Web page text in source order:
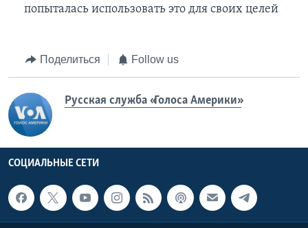
попыталась использовать это для своих целей
Поделиться Follow us
Русская служба «Голоса Америки»
СОЦИАЛЬНЫЕ СЕТИ